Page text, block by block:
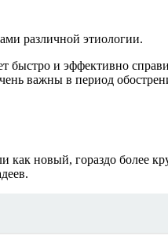
различной этиологии.
и эффективно
важны в период
как новый, гораздо